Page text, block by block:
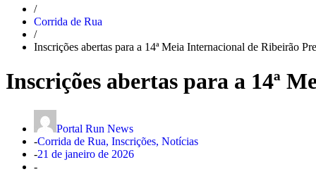
/
Corrida de Rua
/
Inscrições abertas para a 14ª Meia Internacional de Ribeirão
Inscrições abertas para a 14ª
Portal Run News
-Corrida de Rua, Inscrições, Notícias
-21 de janeiro de 2026
-